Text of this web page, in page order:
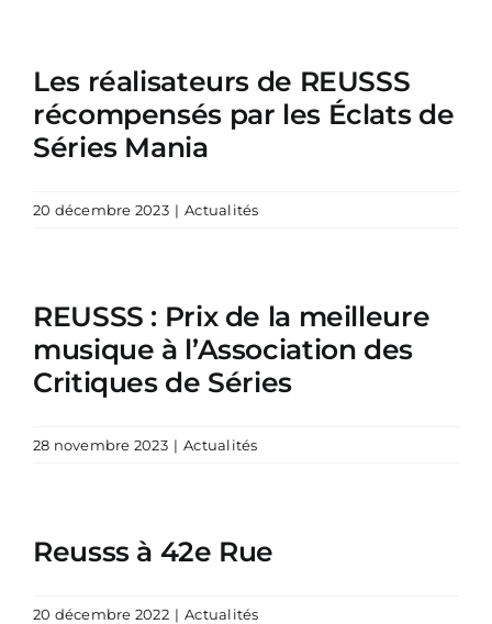
Les réalisateurs de REUSSS
récompensés par les Éclats de
Séries Mania
20 décembre 2023 | Actualités
REUSSS : Prix de la meilleure
musique à l’Association des
Critiques de Séries
28 novembre 2023 | Actualités
Reusss à 42e Rue
20 décembre 2022 | Actualités